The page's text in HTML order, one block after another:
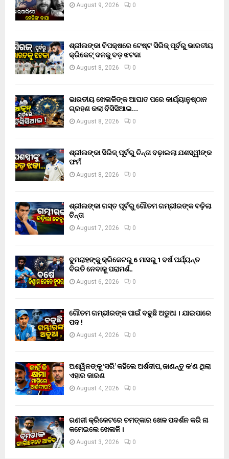
August 9, 2026 0
ଶ୍ରୀଲଙ୍କା ବିପକ୍ଷରେ ଟେଷ୍ଟ ସିରିଜ୍ ପୂର୍ବରୁ ଭାରତୀୟ
କ୍ରିକେଟ୍ ଦଳକୁ ବଡ଼ ଝଟକା
August 8, 2026 0
ଭାରତୀୟ ଖେଳାଳିଙ୍କ ଆଘାତ ପରେ କାର୍ଯ୍ୟାନୁଷ୍ଠାନ
ଗ୍ରହଣ କଲା ବିସିସିଆଇ…
August 8, 2026 0
ଶ୍ରୀଲଙ୍କା ସିରିଜ୍ ପୂର୍ବରୁ ଚିନ୍ତା ବଢ଼ାଇଲା ଯଶସ୍ୱୀଙ୍କ
ଫର୍ମ
August 8, 2026 0
ଶ୍ରୀଲଙ୍କା ଗସ୍ତ ପୂର୍ବରୁ ଗୌତମ ଗମ୍ଭୀରଙ୍କ ବଢ଼ିଲା
ଚିନ୍ତା
August 7, 2026 0
ବୁମରାହଙ୍କୁ କ୍ରିକେଟରୁ 6 ମାସରୁ 1 ବର୍ଷ ପର୍ଯ୍ୟନ୍ତ
ବିରତି ନେବାକୁ ପରାମର୍ଶ..
August 6, 2026 0
ଗୌତମ ଗମ୍ଭୀରଙ୍କ ପାଇଁ ବଢୁଛି ଅଡୁଆ । ଯାଇପାରେ
ପଦ !
August 4, 2026 0
ଅଶ୍ୱିନଙ୍କୁ ‘ସରି’ କହିଲେ ଅର୍ଶଦୀପ, ଜାଣନ୍ତୁ କ’ଣ ଥିଲା
ଏହାର କାରଣ
August 4, 2026 0
ରଣଜୀ କ୍ରିକେଟରେ ଚମତ୍କାର ଖେଳ ପଦର୍ଶନ କରି ନା
କମେଇଲେ ଖେଳାଳି ।
August 3, 2026 0